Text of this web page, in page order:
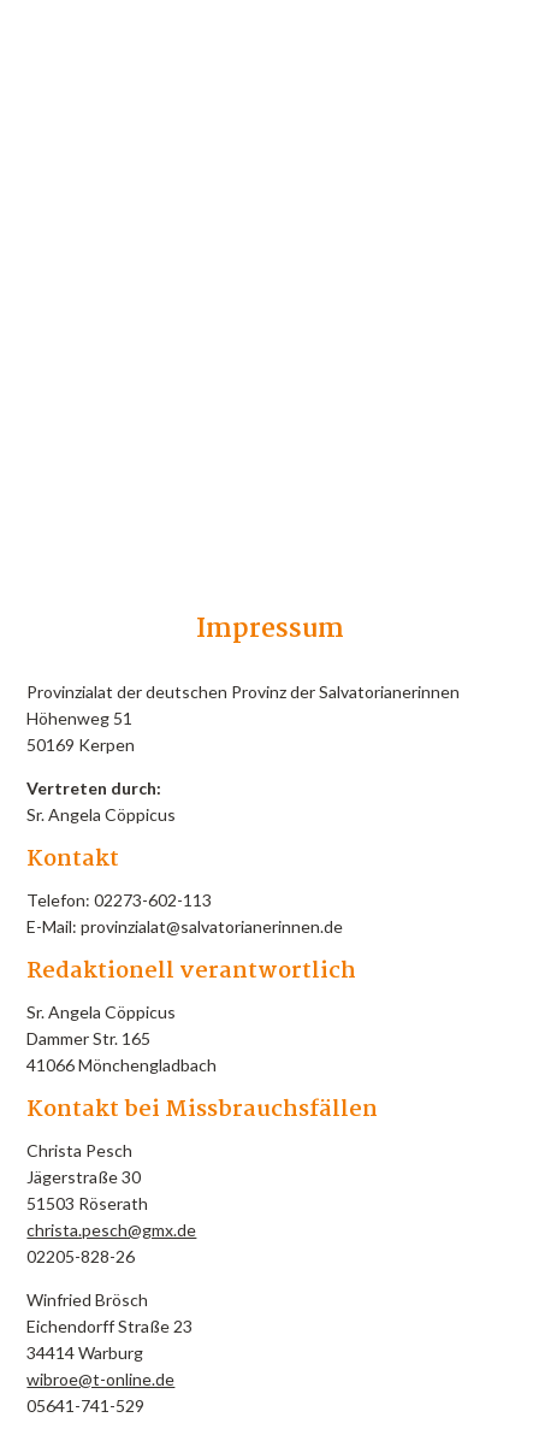
Impressum
Provinzialat der deutschen Provinz der Salvatorianerinnen
Höhenweg 51
50169 Kerpen
Vertreten durch:
Sr. Angela Cöppicus
Kontakt
Telefon: 02273-602-113
E-Mail: provinzialat@salvatorianerinnen.de
Redaktionell verantwortlich
Sr. Angela Cöppicus
Dammer Str. 165
41066 Mönchengladbach
Kontakt bei Missbrauchsfällen
Christa Pesch
Jägerstraße 30
51503 Röserath
christa.pesch@gmx.de
02205-828-26
Winfried Brösch
Eichendorff Straße 23
34414 Warburg
wibroe@t-online.de
05641-741-529